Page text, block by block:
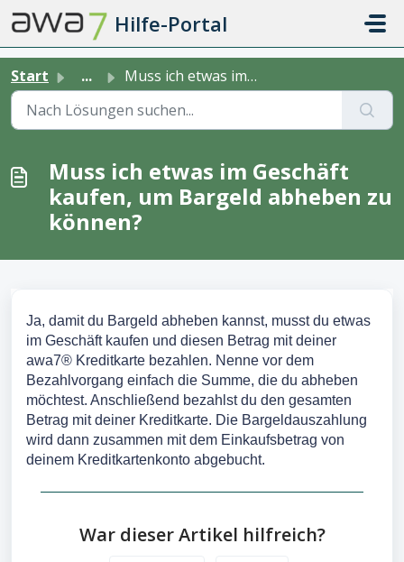
Zum hauptsächlichen Inhalt gehen
Hilfe-Portal
Start ... Muss ich etwas im Geschäft kaufen, um Bargeld abheben zu ...
Muss ich etwas im Geschäft
kaufen, um Bargeld abheben zu
können?
Ja, damit du Bargeld abheben kannst, musst du etwas
im Geschäft kaufen und diesen Betrag mit deiner
awa7® Kreditkarte bezahlen. Nenne vor dem
Bezahlvorgang einfach die Summe, die du abheben
möchtest. Anschließend bezahlst du den gesamten
Betrag mit deiner Kreditkarte. Die Bargeldauszahlung
wird dann zusammen mit dem Einkaufsbetrag von
deinem Kreditkartenkonto abgebucht.
War dieser Artikel hilfreich?